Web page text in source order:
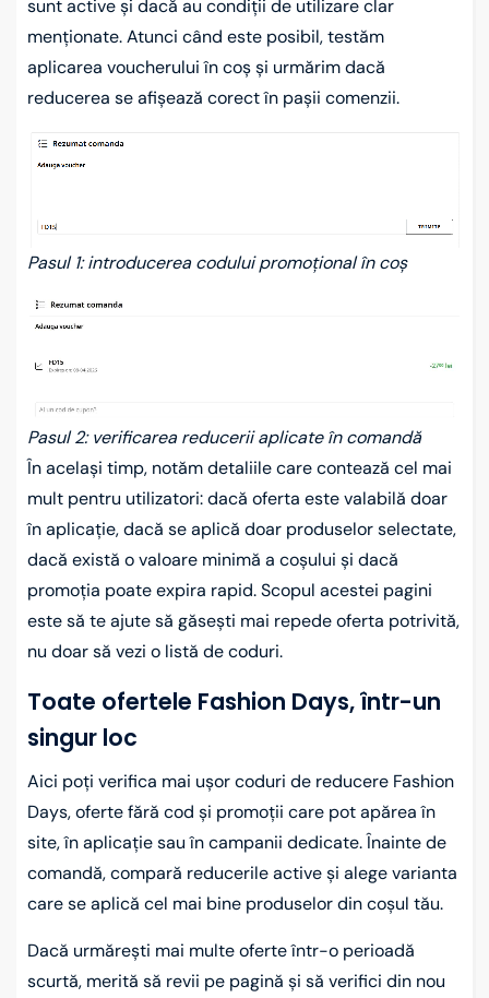
sunt active și dacă au condiții de utilizare clar
menționate. Atunci când este posibil, testăm
aplicarea voucherului în coș și urmărim dacă
reducerea se afișează corect în pașii comenzii.
Pasul 1: introducerea codului promoțional în coș
Pasul 2: verificarea reducerii aplicate în comandă
În același timp, notăm detaliile care contează cel mai
mult pentru utilizatori: dacă oferta este valabilă doar
în aplicație, dacă se aplică doar produselor selectate,
dacă există o valoare minimă a coșului și dacă
promoția poate expira rapid. Scopul acestei pagini
este să te ajute să găsești mai repede oferta potrivită,
nu doar să vezi o listă de coduri.
Toate ofertele Fashion Days, într-un
singur loc
Aici poți verifica mai ușor coduri de reducere Fashion
Days, oferte fără cod și promoții care pot apărea în
site, în aplicație sau în campanii dedicate. Înainte de
comandă, compară reducerile active și alege varianta
care se aplică cel mai bine produselor din coșul tău.
Dacă urmărești mai multe oferte într-o perioadă
scurtă, merită să revii pe pagină și să verifici din nou